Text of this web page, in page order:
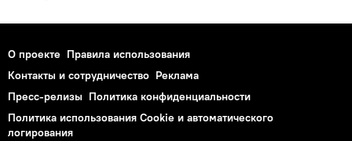
О проекте Правила использования
Контакты и сотрудничество Реклама
Пресс-релизы Политика конфиденциальности
Политика использования Cookie и автоматического
логирования